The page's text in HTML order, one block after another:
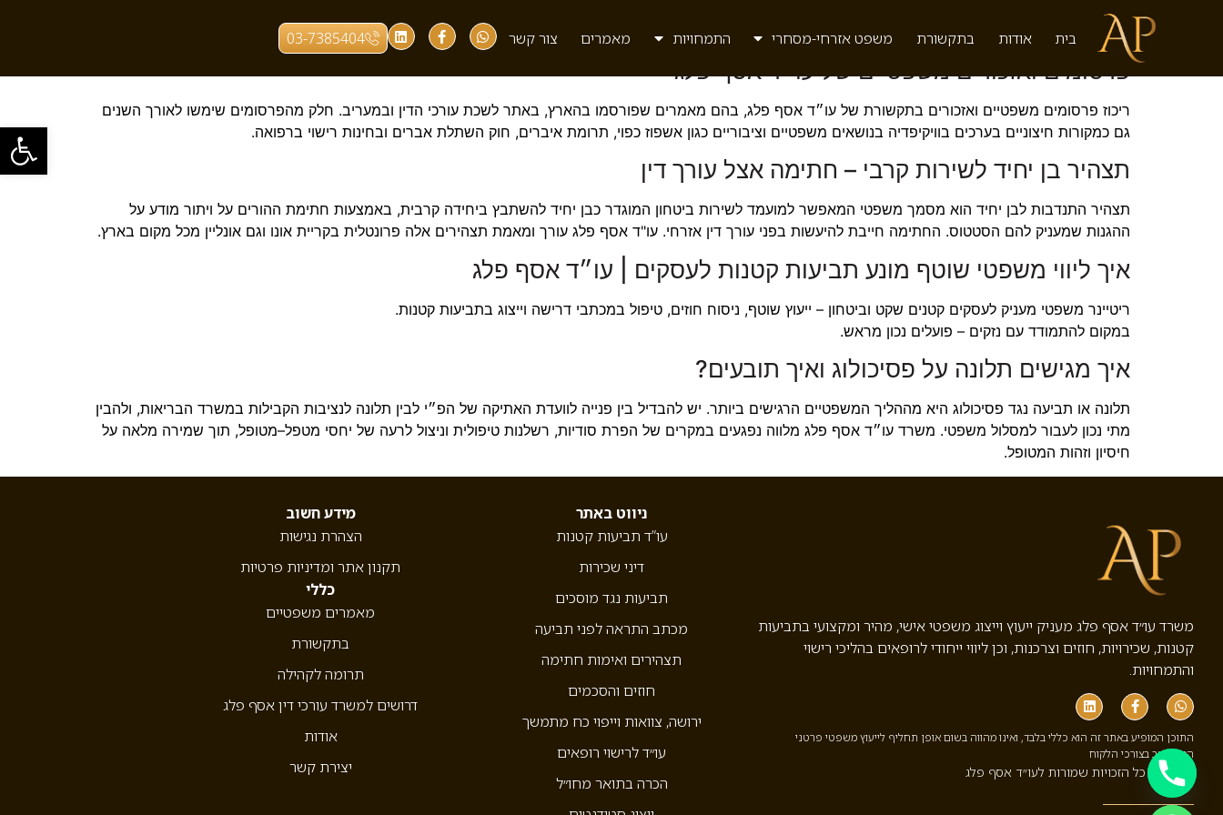
פתח
בית אודות בתקשורת משפט אזרחי-מסחרי התמחויות מאמרים צור קשר 03-7385404 תגית:
פרסומים ואזכורים משפטיים של עו״ד אסף פלג
ריכוז פרסומים משפטיים ואזכורים בתקשורת של עו״ד אסף פלג, בהם מאמרים שפורסמו בהארץ, באתר לשכת עורכי הדין ובמעריב. חלק מהפרסומים שימשו לאורך השנים
גם כמקורות חיצוניים בערכים בוויקיפדיה בנושאים משפטיים וציבוריים כגון אשפוז כפוי, תרומת איברים, חוק השתלת אברים ובחינות רישוי ברפואה.
תצהיר בן יחיד לשירות קרבי – חתימה אצל עורך דין
תצהיר התנדבות לבן יחיד הוא מסמך משפטי המאפשר למועמד לשירות ביטחון המוגדר כבן יחיד להשתבץ ביחידה קרבית, באמצעות חתימת ההורים על ויתור מודע על
ההגנות שמעניק להם הסטטוס. החתימה חייבת להיעשות בפני עורך דין אזרחי. עו"ד אסף פלג עורך ומאמת תצהירים אלה פרונטלית בקריית אונו וגם אונליין מכל מקום בארץ.
איך ליווי משפטי שוטף מונע תביעות קטנות לעסקים | עו״ד אסף פלג
ריטיינר משפטי מעניק לעסקים קטנים שקט וביטחון – ייעוץ שוטף, ניסוח חוזים, טיפול במכתבי דרישה וייצוג בתביעות קטנות.
במקום להתמודד עם נזקים – פועלים נכון מראש.
איך מגישים תלונה על פסיכולוג ואיך תובעים?
תלונה או תביעה נגד פסיכולוג היא מההליך המשפטיים הרגישים ביותר. יש להבדיל בין פנייה לוועדת האתיקה של הפ״י לבין תלונה לנציבות הקבילות במשרד הבריאות, ולהבין
מתי נכון לעבור למסלול משפטי. משרד עו״ד אסף פלג מלווה נפגעים במקרים של הפרת סודיות, רשלנות טיפולית וניצול לרעה של יחסי מטפל–מטופל, תוך שמירה מלאה על
חיסיון וזהות המטופל.
משרד עו״ד אסף פלג מעניק ייעוץ וייצוג משפטי אישי, מהיר ומקצועי בתביעות
קטנות, שכירויות, חוזים וצרכנות, וכן ליווי ייחודי לרופאים בהליכי רישוי
והתמחויות.
התוכן המופיע באתר זה הוא כללי בלבד, ואינו מהווה בשום אופן תחליף לייעוץ משפטי פרטני
המתחשב בצורכי הלקוח
ניווט באתר
עו”ד תביעות קטנות
דיני שכירות
תביעות נגד מוסכים
מכתב התראה לפני תביעה
תצהירים ואימות חתימה
חוזים והסכמים
ירושה, צוואות וייפוי כח מתמשך
עו״ד לרישוי רופאים
הכרה בתואר מחו״ל
מידע חשוב
הצהרת נגישות
תקנון אתר ומדיניות פרטיות
כללי
מאמרים משפטיים
בתקשורת
תרומה לקהילה
דרושים למשרד עורכי דין אסף פלג
אודות
יצירת קשר